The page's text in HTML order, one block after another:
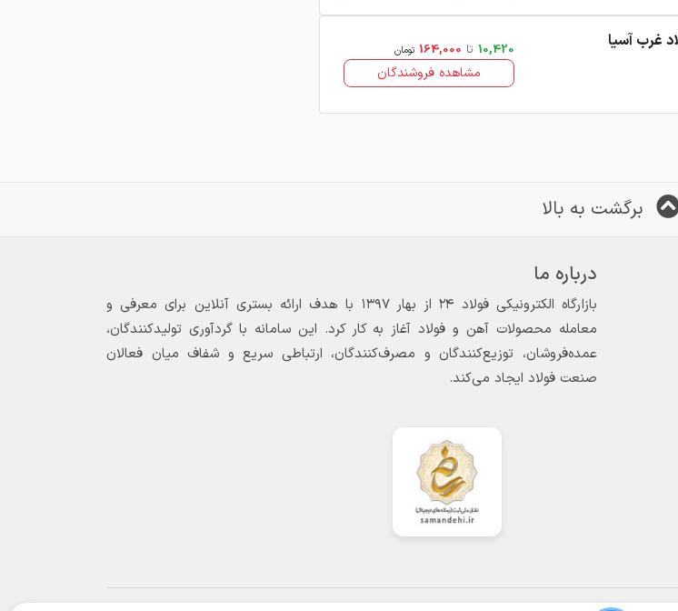
10,420 تا 164,000 تومان
مشاهده فروشندگان
برگشت به بالا
درباره ما
بازارگاه الکترونیکی فولاد ۲۴ از بهار ۱۳۹۷ با هدف ارائه بستری آنلاین برای معرفی و
معامله محصولات آهن و فولاد آغاز به کار کرد. این سامانه با گردآوری تولیدکنندگان،
عمده‌فروشان، توزیع‌کنندگان و مصرف‌کنندگان، ارتباطی سریع و شفاف میان فعالان
صنعت فولاد ایجاد می‌کند.